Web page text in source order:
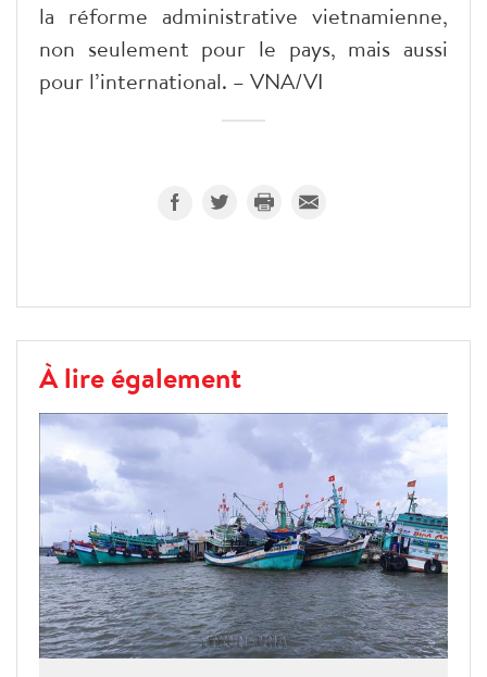
la réforme administrative vietnamienne,
non seulement pour le pays, mais aussi
pour l’international. – VNA/VI
À lire également